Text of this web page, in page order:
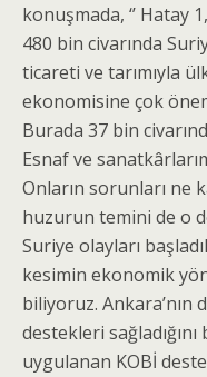
konuşmada, ‘’ Hatay
480 bin civarında
ticareti ve tarımıyla
ekonomisine çok
Burada 37 bin
Esnaf ve
Onların sorunları ne
huzurun temini de o
Suriye olayları
kesimin ekonomik
biliyoruz. Ankara’nın
destekleri
uygulanan KOBİ